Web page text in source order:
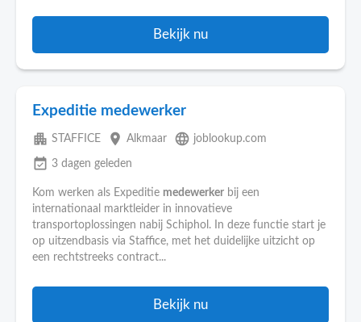
Bekijk nu
Expeditie medewerker
apartment STAFFICE place Alkmaar language joblookup.com
event_available 3 dagen geleden
Kom werken als Expeditie medewerker bij een
internationaal marktleider in innovatieve
transportoplossingen nabij Schiphol. In deze functie start je
op uitzendbasis via Staffice, met het duidelijke uitzicht op
een rechtstreeks contract...
Bekijk nu